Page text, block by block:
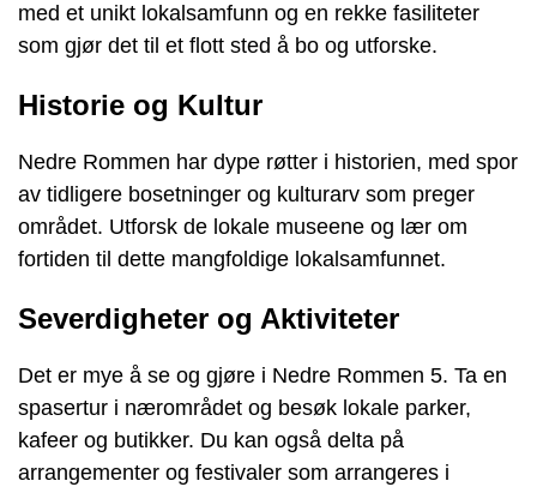
med et unikt lokalsamfunn og en rekke fasiliteter
som gjør det til et flott sted å bo og utforske.
Historie og Kultur
Nedre Rommen har dype røtter i historien, med spor
av tidligere bosetninger og kulturarv som preger
området. Utforsk de lokale museene og lær om
fortiden til dette mangfoldige lokalsamfunnet.
Severdigheter og Aktiviteter
Det er mye å se og gjøre i Nedre Rommen 5. Ta en
spasertur i nærområdet og besøk lokale parker,
kafeer og butikker. Du kan også delta på
arrangementer og festivaler som arrangeres i